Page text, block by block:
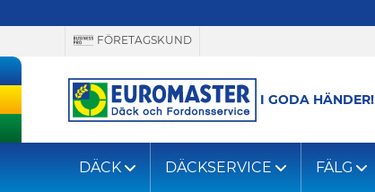
FÖRETAGSKUND
I GODA HÄNDER!
DÄCK DÄCKSERVICE FÄLG